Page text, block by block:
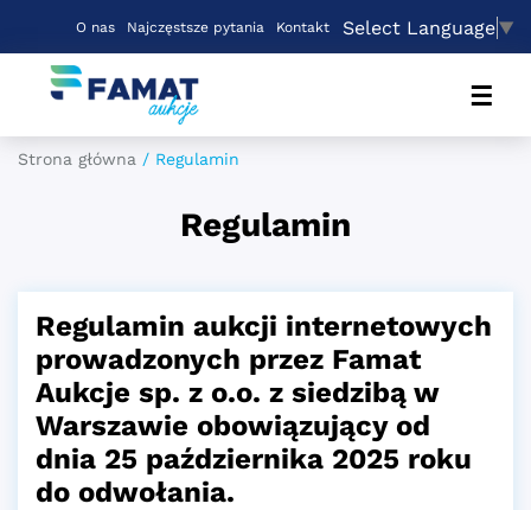
O nas Najczęstsze pytania Kontakt Select Language▼
☰
Strona główna / Regulamin
Regulamin
Regulamin aukcji internetowych
prowadzonych przez Famat
Aukcje sp. z o.o. z siedzibą w
Warszawie obowiązujący od
dnia 25 października 2025 roku
do odwołania.